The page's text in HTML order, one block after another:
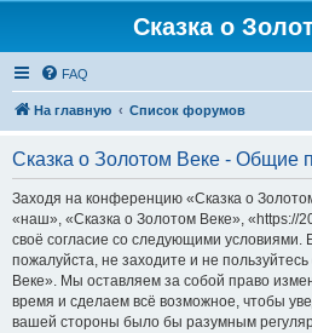
Сказка о
FAQ
На главную Список форумов
Сказка о Золотом Веке - Общие
Заходя на конференцию «Сказка о
«наш», «Сказка о Золотом Веке», «https://
своё согласие со следующими условиями.
пожалуйста, не заходите и не
Веке». Мы оставляем за собой право
время и сделаем всё возможное, чтобы
вашей стороны было бы разумным